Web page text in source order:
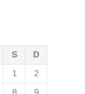
S
D
1
2